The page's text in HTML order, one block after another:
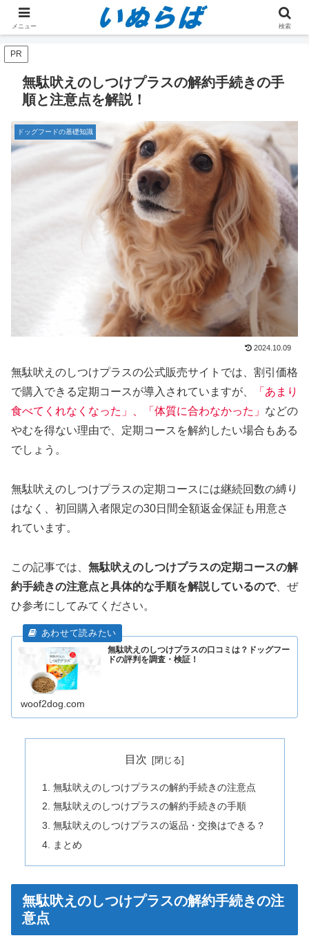
ドッグフードの基礎知識
PR
無駄吠えのしつけプラスの解約手続きの手
順と注意点を解説！
ドッグフードの基礎知識
2024.10.09
無駄吠えのしつけプラスの公式販売サイトでは、割引価格
で購入できる定期コースが導入されていますが、
「あまり
食べてくれなくなった」、「体質に合わなかった」 などの
やむを得ない理由で、定期コースを解約したい場合もある
でしょう。
無駄吠えのしつけプラスの定期コースには継続回数の縛り
はなく、初回購入者限定の30日間全額返金保証も用意さ
れています。
この記事では、 無駄吠えのしつけプラスの定期コースの解
約手続きの注意点と具体的な手順を解説しているので、ぜ
ひ参考にしてみてください。
無駄吠えのしつけプラスの口コミは？ドッグフー
ドの評判を調査・検証！
woof2dog.com
目次
無駄吠えのしつけプラスの解約手続きの注意点
無駄吠えのしつけプラスの解約手続きの手順
無駄吠えのしつけプラスの返品・交換はできる？
まとめ
無駄吠えのしつけプラスの解約手続きの注
意点
メニュー 検索